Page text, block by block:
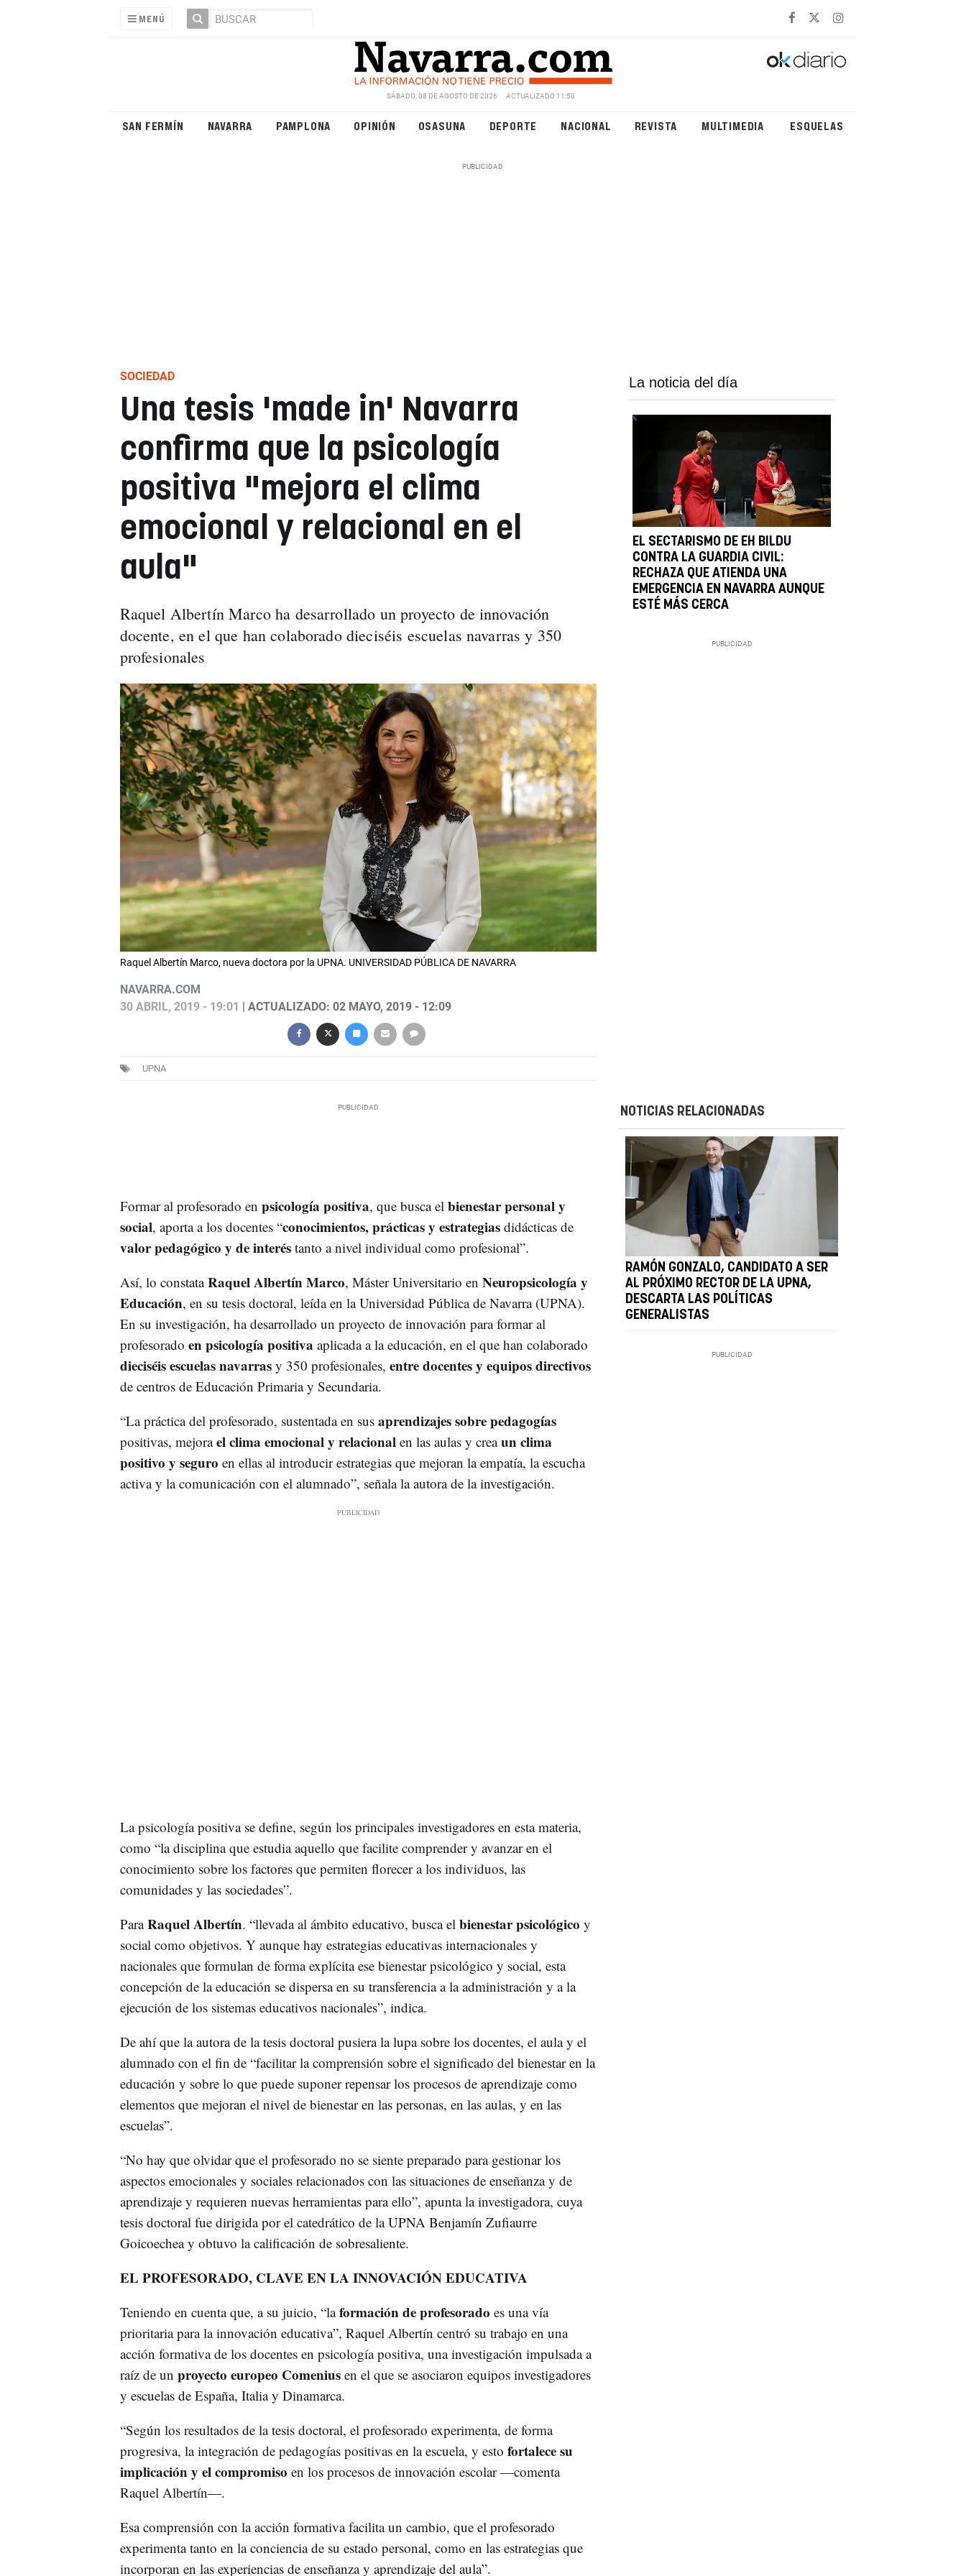
MENÚ
SÁBADO, 08 DE AGOSTO DE 2026 ACTUALIZADO 11:50
SAN FERMÍN NAVARRA PAMPLONA OPINIÓN OSASUNA DEPORTE NACIONAL REVISTA MULTIMEDIA ESQUELAS
SOCIEDAD
Una tesis 'made in' Navarra
confirma que la psicología
positiva "mejora el clima
emocional y relacional en el
aula"
Raquel Albertín Marco ha desarrollado un proyecto de innovación
docente, en el que han colaborado dieciséis escuelas navarras y 350
profesionales
Raquel Albertín Marco, nueva doctora por la UPNA. UNIVERSIDAD PÚBLICA DE NAVARRA
NAVARRA.COM
30 ABRIL, 2019 - 19:01 | ACTUALIZADO: 02 MAYO, 2019 - 12:09
UPNA
La noticia del día
EL SECTARISMO DE EH BILDU
CONTRA LA GUARDIA CIVIL:
RECHAZA QUE ATIENDA UNA
EMERGENCIA EN NAVARRA AUNQUE
ESTÉ MÁS CERCA
Formar al profesorado en psicología positiva, que busca elbienestar personal y
social, aporta a los docentes “conocimientos, prácticas y estrategiasdidácticas de
valor pedagógico y de interéstanto a nivel individual como profesional”.
Así, lo constataRaquel Albertín Marco, Máster Universitario en Neuropsicología y
Educación, en su tesis doctoral, leída en la Universidad Pública de Navarra (UPNA).
En su investigación, ha desarrollado un proyecto de innovación para formar al
profesorado en psicología positiva aplicada a la educación, en el que han colaborado
dieciséis escuelas navarrasy 350 profesionales, entre docentes y equipos directivos
de centros de Educación Primaria y Secundaria.
“La práctica del profesorado, sustentada en sus aprendizajes sobre pedagogías
positivas, mejorael clima emocional y relacional en las aulas y creaun clima
positivo y seguro en ellas al introducir estrategias que mejoran la empatía, la escucha
activa y la comunicación con el alumnado”, señala la autora de la investigación.
La psicología positiva se define, según los principales investigadores en esta materia,
como “la disciplina que estudia aquello que facilite comprender y avanzar en el
conocimiento sobre los factores que permiten florecer a los individuos, las
comunidades y las sociedades”.
ParaRaquel Albertín. “llevada al ámbito educativo, busca el bienestar psicológico y
social como objetivos. Y aunque hay estrategias educativas internacionales y
nacionales que formulan de forma explícita ese bienestar psicológico y social, esta
concepción de la educación se dispersa en su transferencia a la administración y a la
ejecución de los sistemas educativos nacionales”, indica.
De ahí que la autora de la tesis doctoral pusiera la lupa sobre los docentes, el aula y el
alumnado con el fin de “facilitar la comprensión sobre el significado del bienestar en la
educación y sobre lo que puede suponer repensar los procesos de aprendizaje como
elementos que mejoran el nivel de bienestar en las personas, en las aulas, y en las
escuelas”.
“No hay que olvidar que el profesorado no se siente preparado para gestionar los
aspectos emocionales y sociales relacionados con las situaciones de enseñanza y de
aprendizaje y requieren nuevas herramientas para ello”, apunta la investigadora, cuya
tesis doctoral fue dirigida por el catedrático de la UPNA Benjamín Zufiaurre
Goicoechea y obtuvo la calificación de sobresaliente.
EL PROFESORADO, CLAVE EN LA INNOVACIÓN EDUCATIVA
Teniendo en cuenta que, a su juicio, “laformación de profesorado es una vía
prioritaria para la innovación educativa”, Raquel Albertín centró su trabajo en una
acción formativa de los docentes en psicología positiva, una investigación impulsada a
raíz de un proyecto europeo Comeniusen el que se asociaron equipos investigadores
y escuelas de España, Italia y Dinamarca.
“Según los resultados de la tesis doctoral, el profesorado experimenta, de forma
progresiva, la integración de pedagogías positivas en la escuela, y esto fortalece su
implicación y el compromiso en los procesos de innovación escolar —comenta
Raquel Albertín—.
Esa comprensión con la acción formativa facilita un cambio, que el profesorado
experimenta tanto en la conciencia de su estado personal, como en las estrategias que
incorporan en las experiencias de enseñanza y aprendizaje del aula”.
NOTICIAS RELACIONADAS
RAMÓN GONZALO, CANDIDATO A SER
AL PRÓXIMO RECTOR DE LA UPNA,
DESCARTA LAS POLÍTICAS
GENERALISTAS